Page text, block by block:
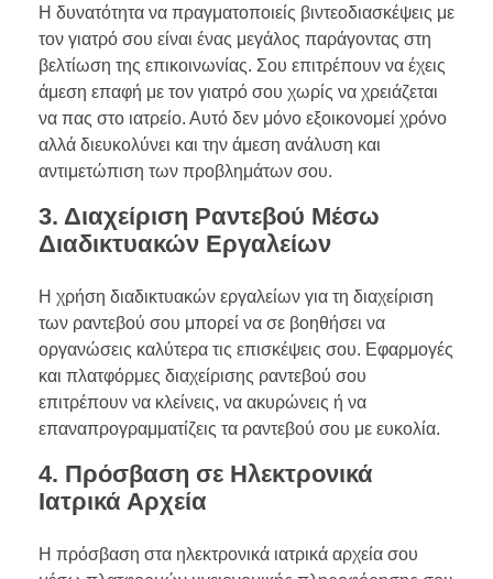
Η δυνατότητα να πραγματοποιείς βιντεοδιασκέψεις με
τον γιατρό σου είναι ένας μεγάλος παράγοντας στη
βελτίωση της επικοινωνίας. Σου επιτρέπουν να έχεις
άμεση επαφή με τον γιατρό σου χωρίς να χρειάζεται
να πας στο ιατρείο. Αυτό δεν μόνο εξοικονομεί χρόνο
αλλά διευκολύνει και την άμεση ανάλυση και
αντιμετώπιση των προβλημάτων σου.
3. Διαχείριση Ραντεβού Μέσω
Διαδικτυακών Εργαλείων
Η χρήση διαδικτυακών εργαλείων για τη διαχείριση
των ραντεβού σου μπορεί να σε βοηθήσει να
οργανώσεις καλύτερα τις επισκέψεις σου. Εφαρμογές
και πλατφόρμες διαχείρισης ραντεβού σου
επιτρέπουν να κλείνεις, να ακυρώνεις ή να
επαναπρογραμματίζεις τα ραντεβού σου με ευκολία.
4. Πρόσβαση σε Ηλεκτρονικά
Ιατρικά Αρχεία
Η πρόσβαση στα ηλεκτρονικά ιατρικά αρχεία σου